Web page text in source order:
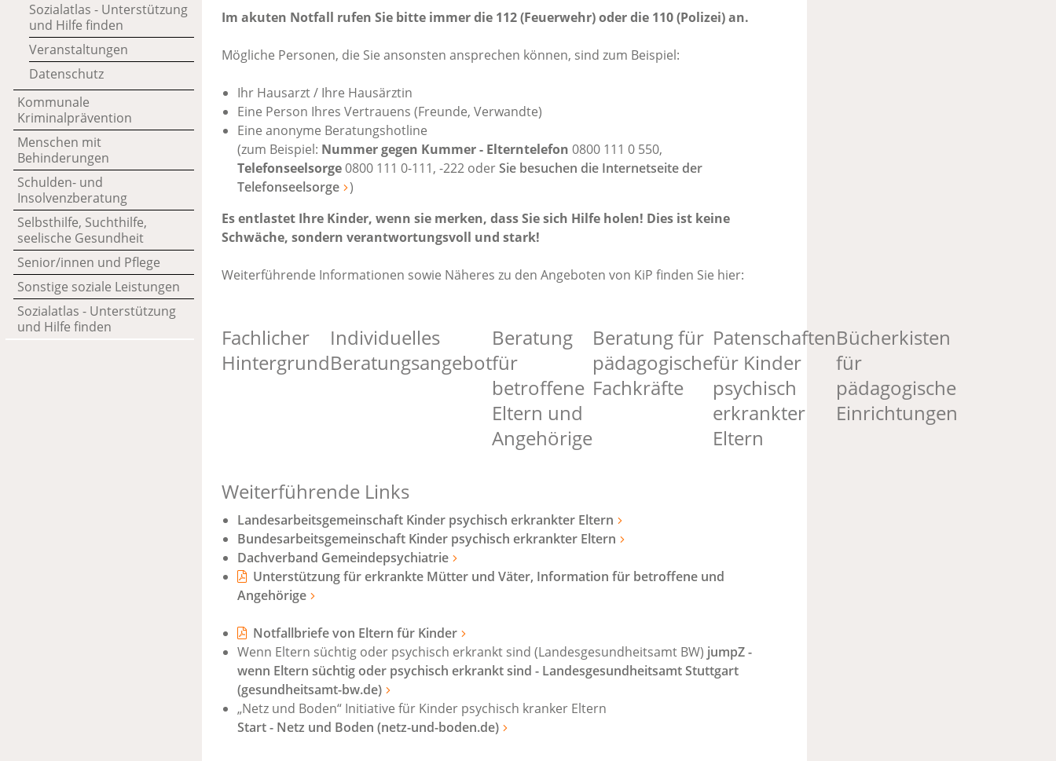
Sozialatlas - Unterstützung
und Hilfe finden
Veranstaltungen
Datenschutz
Kommunale
Kriminalprävention
Menschen mit
Behinderungen
Schulden- und
Insolvenzberatung
Selbsthilfe, Suchthilfe,
seelische Gesundheit
Senior/innen und Pflege
Sonstige soziale Leistungen
Sozialatlas - Unterstützung
und Hilfe finden
Im akuten Notfall rufen Sie bitte immer die 112 (Feuerwehr) oder die 110 (Polizei) an.
Mögliche Personen, die Sie ansonsten ansprechen können, sind zum Beispiel:
Ihr Hausarzt / Ihre Hausärztin
Eine Person Ihres Vertrauens (Freunde, Verwandte)
Eine anonyme Beratungshotline
(zum Beispiel: Nummer gegen Kummer - Elterntelefon 0800 111 0 550,
Telefonseelsorge0800 111 0-111, -222 oderSie besuchen die Internetseite der
Telefonseelsorge )
Es entlastet Ihre Kinder, wenn sie merken, dass Sie sich Hilfe holen! Dies ist keine
Schwäche, sondern verantwortungsvoll und stark!
Weiterführende Informationen sowie Näheres zu den Angeboten von KiP finden Sie hier:
Fachlicher
Hintergrund
Individuelles
Beratungsangebot
Beratung
für
betroffene
Eltern und
Angehörige
Beratung für
pädagogische
Fachkräfte
Patenschaften
für Kinder
psychisch
erkrankter
Eltern
Bücherkisten
für
pädagogische
Einrichtungen
Weiterführende Links
Landesarbeitsgemeinschaft Kinder psychisch erkrankter Eltern
Bundesarbeitsgemeinschaft Kinder psychisch erkrankter Eltern
Dachverband Gemeindepsychiatrie
Unterstützung für erkrankte Mütter und Väter, Information für betroffene und
Angehörige
Notfallbriefe von Eltern für Kinder
Wenn Eltern süchtig oder psychisch erkrankt sind (Landesgesundheitsamt BW) jumpZ -
wenn Eltern süchtig oder psychisch erkrankt sind - Landesgesundheitsamt Stuttgart
(gesundheitsamt-bw.de)
„Netz und Boden“ Initiative für Kinder psychisch kranker Eltern
Start - Netz und Boden (netz-und-boden.de)